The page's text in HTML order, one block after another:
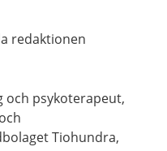
redaktionen
och psykoterapeut,
Tiohundra,